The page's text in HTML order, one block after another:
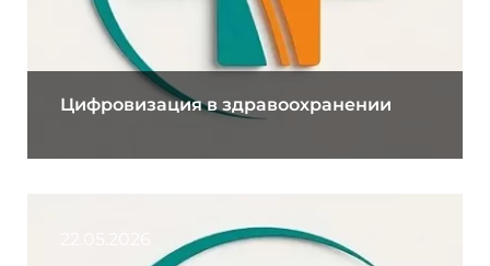
Цифровизация в здравоохранении